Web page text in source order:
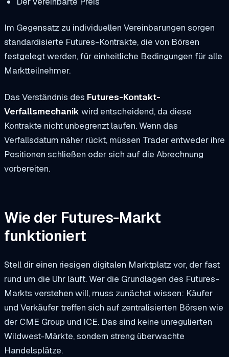
Im Gegensatz zu individuellen Vereinbarungen sorgen
standardisierte Futures-Kontrakte, die von Börsen
festgelegt werden, für einheitliche Bedingungen für alle
Marktteilnehmer.
Das Verständnis des Futures-Kontakt-
Verfallsmechanik wird entscheidend, da diese
Kontrakte nicht unbegrenzt laufen. Wenn das
Verfallsdatum näher rückt, müssen Trader entweder ihre
Positionen schließen oder sich auf die Abrechnung
vorbereiten.
Wie der Futures-Markt
funktioniert
Stell dir einen riesigen digitalen Marktplatz vor, der fast
rund um die Uhr läuft. Wer die Grundlagen des Futures-
Markts verstehen will, muss zunächst wissen: Käufer
und Verkäufer treffen sich auf zentralisierten Börsen wie
der CME Group und ICE. Das sind keine unregulierten
Wildwest-Märkte, sondern streng überwachte
Handelsplätze.